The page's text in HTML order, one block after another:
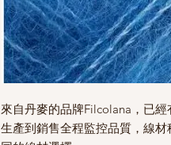
來自丹麥的品牌Filcolana，已
生產到銷售全程監控品質，線